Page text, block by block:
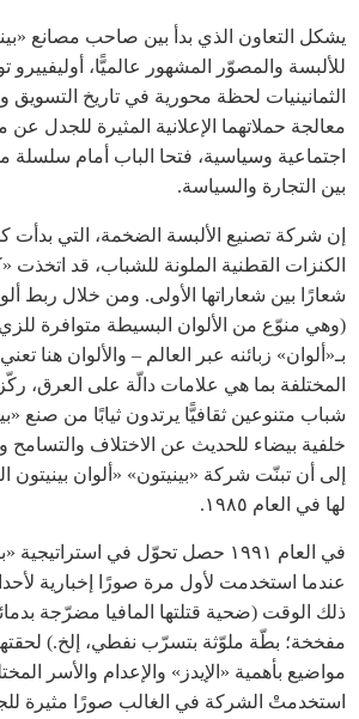
يشكل التعاون الذي بدأ بين صاحب مصانع
للألبسة والمصوّر المشهور عالميًّا، أوليفييرو
الثمانينيات لحظة محورية في تاريخ التسويق
معالجة حملاتهما الإعلانية المثيرة للجدل
اجتماعية وسياسية، فتحا الباب أمام سلسلة
بين التجارة والسياسة.
إن شركة تصنيع الألبسة الضخمة، التي
الكنزات القطنية الملونة للشباب، قد اتخذت
شعارًا بين شعاراتها الأولى. ومن خلال ربط
(وهي منوّع من الألوان البسيطة متوافرة للزي
بـ«ألوان» زبائنه عبر العالم – والألوان هنا
المختلفة بما هي علامات دالّة على العرق،
شباب متنوعين ثقافيًّا يرتدون ثيابًا من صنع
خلفية بيضاء للحديث عن الاختلاف والتسامح
إلى أن تبنّت شركة «بينيتون» «ألوان بينيتون
لها في العام ١٩٨٥.
في العام ١٩٩١ حصل تحوّل في
عندما استخدمت لأول مرة صورًا إخبارية
ذلك الوقت (ضحية قتلتها المافيا مضرّجة
مفخخة؛ بطّة ملوّثة بتسرّب نفطي، إلخ.) لحقتها
مواضيع بأهمية «الإيدز» والإعدام والأسر
استخدمتْ الشركة في الغالب صورًا مثيرة